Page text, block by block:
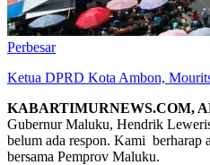
Perbesar
Ketua DPRD Kota Ambon,
KABARTIMURNEWS.COM,
Gubernur Maluku, Hendrik
belum ada respon. Kami berharap
bersama Pemprov Maluku.